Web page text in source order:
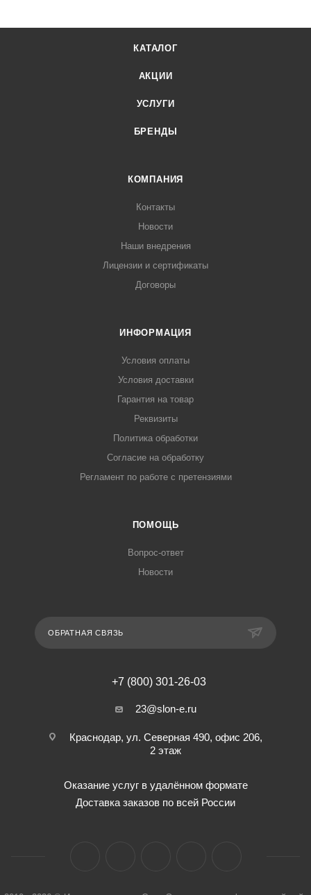
КАТАЛОГ
АКЦИИ
УСЛУГИ
БРЕНДЫ
КОМПАНИЯ
Контакты
Новости
Наши внедрения
Лицензии и сертификаты
Договоры
ИНФОРМАЦИЯ
Условия оплаты
Условия доставки
Гарантия на товар
Реквизиты
Политика обработки
Согласие на обработку
Регламент по работе с претензиями
ПОМОЩЬ
Вопрос-ответ
Новости
ОБРАТНАЯ СВЯЗЬ
+7 (800) 301-26-03
23@slon-e.ru
Краснодар, ул. Северная 490, офис 206,
2 этаж
Оказание услуг в удалённом формате
Доставка заказов по всей России